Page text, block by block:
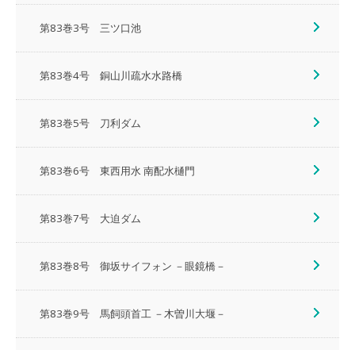
第83巻3号 三ツ口池
第83巻4号 銅山川疏水水路橋
第83巻5号 刀利ダム
第83巻6号 東西用水 南配水樋門
第83巻7号 大迫ダム
第83巻8号 御坂サイフォン －眼鏡橋－
第83巻9号 馬飼頭首工 －木曽川大堰－